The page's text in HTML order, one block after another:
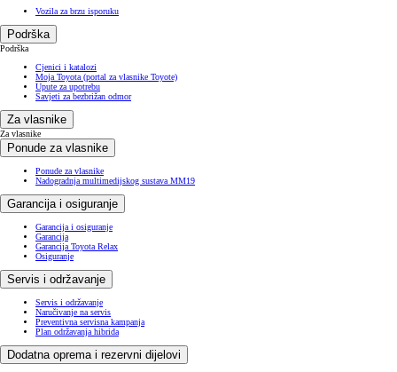
Vozila za brzu isporuku
Podrška
Podrška
Cjenici i katalozi
Moja Toyota (portal za vlasnike Toyote)
Upute za upotrebu
Savjeti za bezbrižan odmor
Za vlasnike
Za vlasnike
Ponude za vlasnike
Ponude za vlasnike
Nadogradnja multimedijskog sustava MM19
Garancija i osiguranje
Garancija i osiguranje
Garancija
Garancija Toyota Relax
Osiguranje
Servis i održavanje
Servis i održavanje
Naručivanje na servis
Preventivna servisna kampanja
Plan održavanja hibrida
Dodatna oprema i rezervni dijelovi